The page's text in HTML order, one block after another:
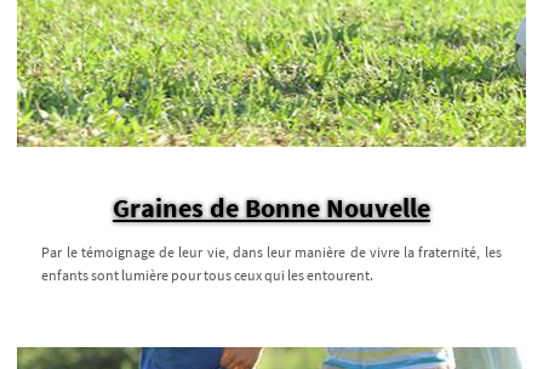
Graines de Bonne Nouvelle
Par le témoignage de leur vie, dans leur manière de vivre la fraternité, les
enfants sont lumière pour tous ceux qui les entourent.